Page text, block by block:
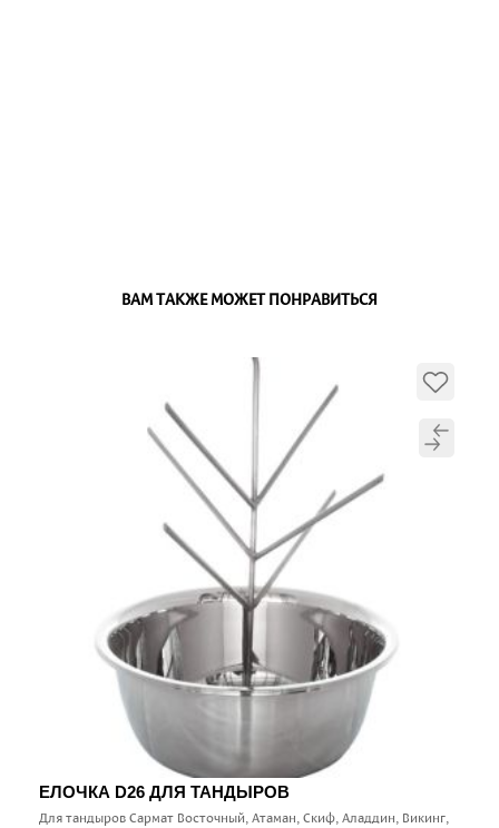
ВАМ ТАКЖЕ МОЖЕТ ПОНРАВИТЬСЯ
ЕЛОЧКА D26 ДЛЯ ТАНДЫРОВ
Для тандыров Сармат Восточный, Атаман, Скиф, Аладдин, Викинг,